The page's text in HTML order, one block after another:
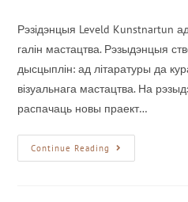
Рэзідэнцыя Leveld Kunstnartun
галін мастацтва. Рэзыдэнцыя
дысцыплін: ад літаратуры да
візуальнага мастацтва. На
распачаць новы праект…
Continue Reading